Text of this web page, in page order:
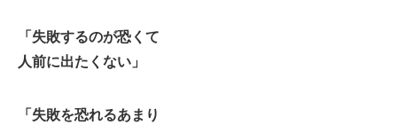
「失敗するのが恐くて
人前に出たくない」
「失敗を恐れるあまり